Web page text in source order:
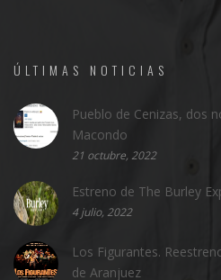
ÚLTIMAS NOTICIAS
Pueblo de Cenizas, dos
Macondo
21 octubre, 2022
Estreno de The Burley
4 julio, 2022
Los Figurantes.
de Aranjuez